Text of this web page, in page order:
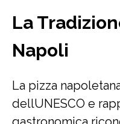
La
Napoli
La pizza
dellUNESCO e